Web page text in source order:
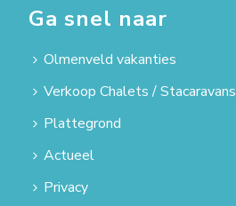
Ga snel naar
Olmenveld vakanties
Verkoop Chalets / Stacaravans
Plattegrond
Actueel
Privacy